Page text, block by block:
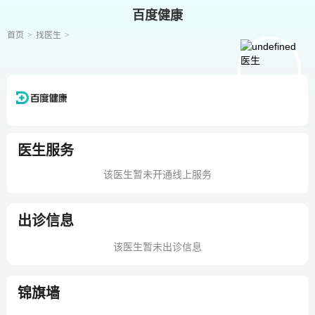
百度健康
首页 找医生
医生服务
该医生暂未开通线上服务
出诊信息
该医生暂未出诊信息
锦旗墙